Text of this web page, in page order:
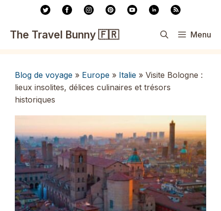
contenu
The Travel Bunny 🇫🇷 Menu
Blog de voyage » Europe » Italie » Visite Bologne :
lieux insolites, délices culinaires et trésors
historiques